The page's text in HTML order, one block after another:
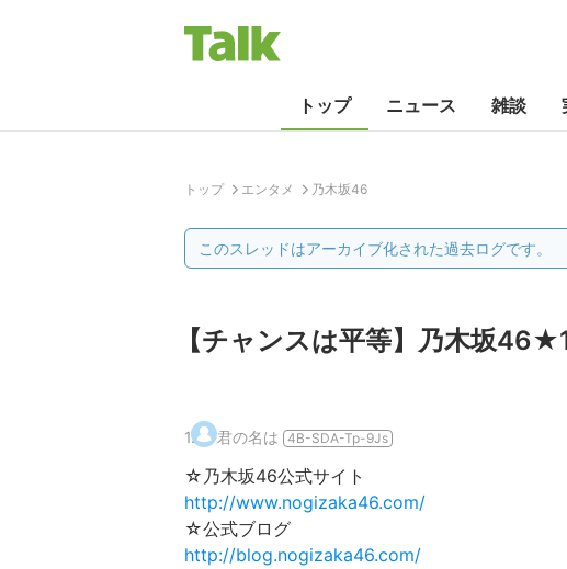
トップ ニュース 雑談
トップ エンタメ 乃木坂46
このスレッドはアーカイブ化された過去ログです。
【チャンスは平等】乃木坂
1. 君の名は 4B-SDA-Tp-9Js
☆乃木坂46公式サイト
http://www.nogizaka46.com/
☆公式ブログ
http://blog.nogizaka46.com/